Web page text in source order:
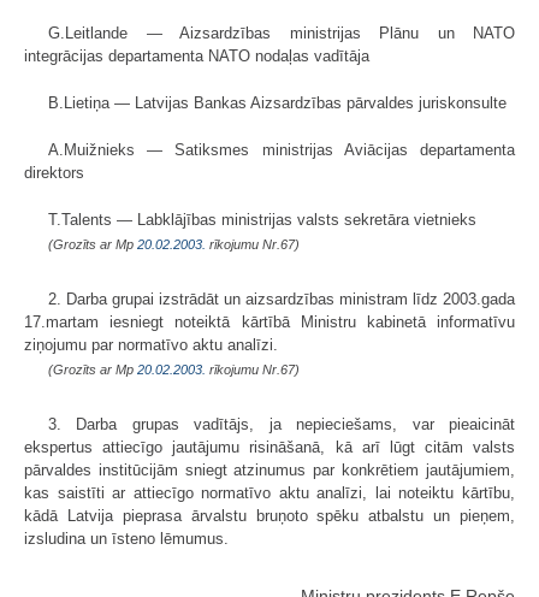
G.Leitlande — Aizsardzības ministrijas Plānu un NATO
integrācijas departamenta NATO nodaļas vadītāja
B.Lietiņa — Latvijas Bankas Aizsardzības pārvaldes juriskonsulte
A.Muižnieks — Satiksmes ministrijas Aviācijas departamenta
direktors
T.Talents — Labklājības ministrijas valsts sekretāra vietnieks
(Grozīts ar Mp 20.02.2003. rīkojumu Nr.67)
2. Darba grupai izstrādāt un aizsardzības ministram līdz 2003.gada
17.martam iesniegt noteiktā kārtībā Ministru kabinetā informatīvu
ziņojumu par normatīvo aktu analīzi.
(Grozīts ar Mp 20.02.2003. rīkojumu Nr.67)
3. Darba grupas vadītājs, ja nepieciešams, var pieaicināt
ekspertus attiecīgo jautājumu risināšanā, kā arī lūgt citām valsts
pārvaldes institūcijām sniegt atzinumus par konkrētiem jautājumiem,
kas saistīti ar attiecīgo normatīvo aktu analīzi, lai noteiktu kārtību,
kādā Latvija pieprasa ārvalstu bruņoto spēku atbalstu un pieņem,
izsludina un īsteno lēmumus.